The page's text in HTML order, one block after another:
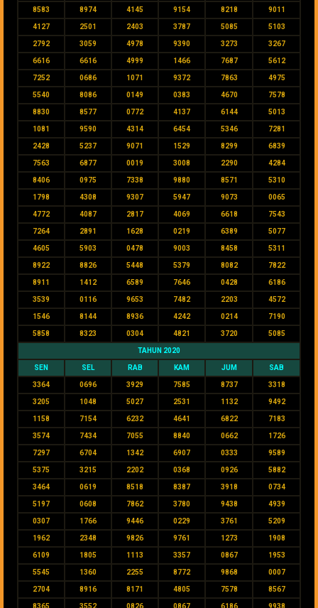
8583 8974 4145 9154 8218 9011
4127 2501 2403 3787 5085 5103
2792 3059 4978 9390 3273 3267
6616 6616 4999 1466 7687 5612
7252 0686 1071 9372 7863 4975
5540 8086 0149 0383 4670 7578
8830 8577 0772 4137 6144 5013
1081 9590 4314 6454 5346 7281
2428 5237 9071 1529 8299 6839
7563 6877 0019 3008 2290 4284
8406 0975 7338 9880 8571 5310
1798 4308 9307 5947 9073 0065
4772 4087 2817 4069 6618 7543
7264 2891 1628 0219 6389 5077
4605 5903 0478 9003 8458 5311
8922 8826 5448 5379 8082 7822
8911 1412 6589 7646 0428 6186
3539 0116 9653 7482 2203 4572
1546 8144 8936 4242 0214 7190
5858 8323 0304 4821 3720 5085
TAHUN 2020
SEN SEL RAB KAM JUM SAB
3364 0696 3929 7585 8737 3318
3205 1048 5027 2531 1132 9492
1158 7154 6232 4641 6822 7183
3574 7434 7055 8840 0662 1726
7297 6704 1342 6907 0333 9589
5375 3215 2202 0368 0926 5882
3464 0619 8518 8387 3918 0734
5197 0608 7862 3780 9438 4939
0307 1766 9446 0229 3761 5209
1962 2348 9826 9761 1273 1908
6109 1805 1113 3357 0867 1953
5545 1360 2255 8772 9868 0007
2704 8916 8171 4805 7578 8567